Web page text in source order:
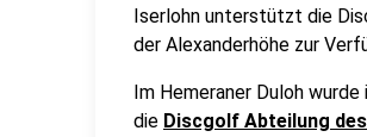
Iserlohn unterstützt die
der Alexanderhöhe zur
Im Hemeraner Duloh
die Discgolf Abteilung